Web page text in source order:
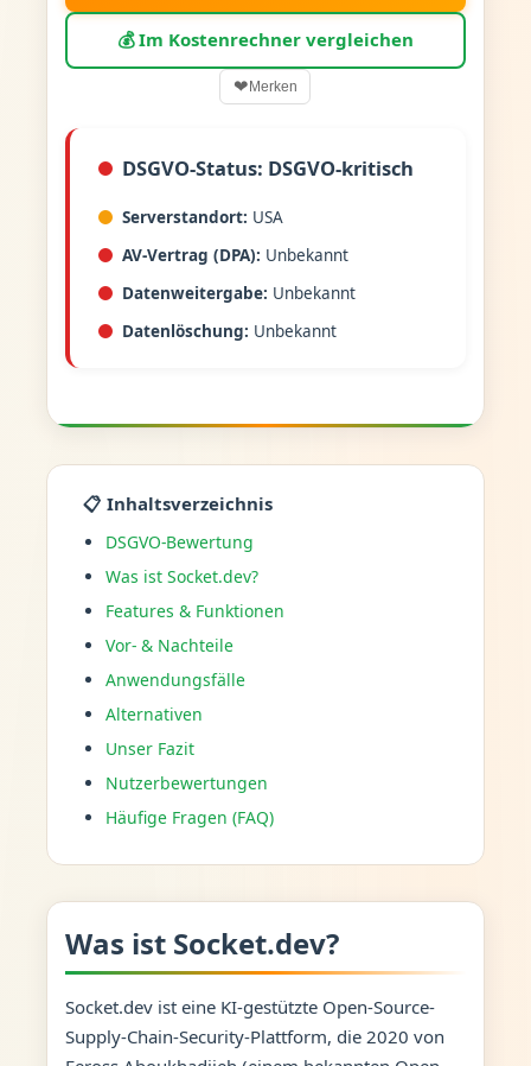
💰 Im Kostenrechner vergleichen
❤Merken
DSGVO-Status: DSGVO-kritisch
Serverstandort: USA
AV-Vertrag (DPA): Unbekannt
Datenweitergabe: Unbekannt
Datenlöschung: Unbekannt
📋 Inhaltsverzeichnis
DSGVO-Bewertung
Was ist Socket.dev?
Features & Funktionen
Vor- & Nachteile
Anwendungsfälle
Alternativen
Unser Fazit
Nutzerbewertungen
Häufige Fragen (FAQ)
Was ist Socket.dev?
Socket.dev ist eine KI-gestützte Open-Source-
Supply-Chain-Security-Plattform, die 2020 von